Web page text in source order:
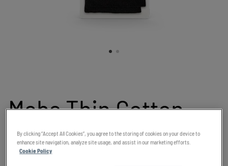
Mabs Thin Cotton
Knästrumpa
By clicking “Accept All Cookies”, you agree to the storing of cookies on your device to
enhance site navigation, analyze site usage, and assist in our marketing efforts.
Cookie Policy